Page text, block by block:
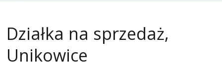
Działka na sprzedaż,
Unikowice